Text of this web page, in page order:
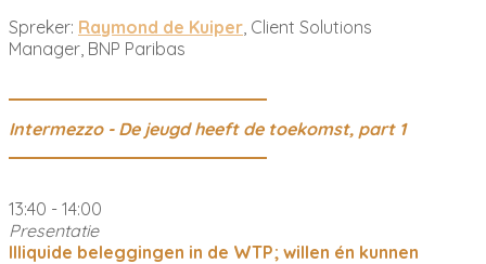
Spreker: Raymond de Kuiper , Client Solutions
Manager, BNP Paribas
Intermezzo - De jeugd heeft de toekomst, part 1
13:40 - 14:00
Presentatie
Illiquide beleggingen in de WTP; willen én kunnen